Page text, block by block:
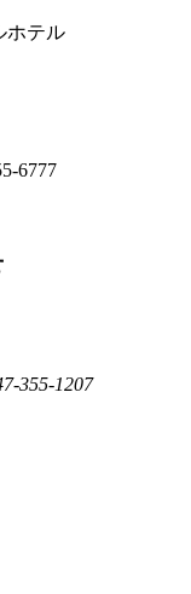
ホテル
6777
355-1207